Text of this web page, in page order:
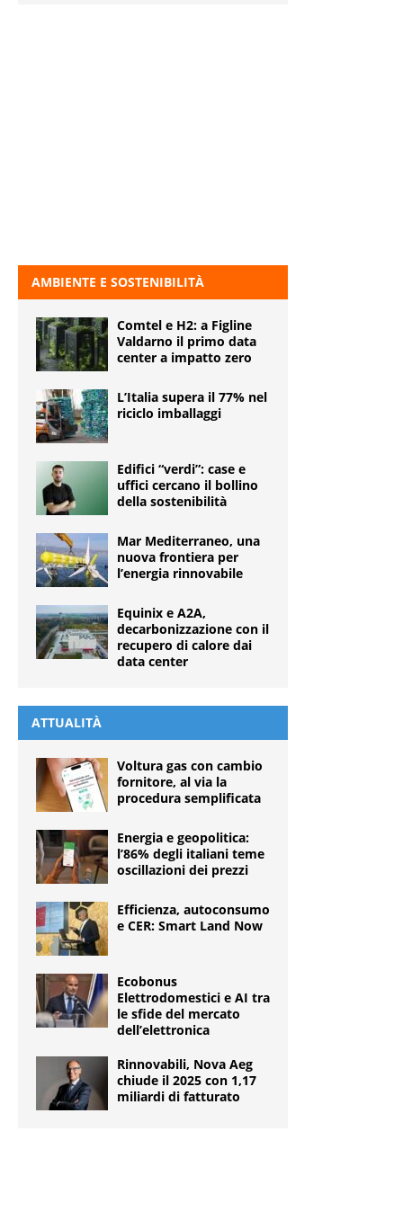
AMBIENTE E SOSTENIBILITÀ
Comtel e H2: a Figline
Valdarno il primo data
center a impatto zero
L’Italia supera il 77% nel
riciclo imballaggi
Edifici “verdi”: case e
uffici cercano il bollino
della sostenibilità
Mar Mediterraneo, una
nuova frontiera per
l’energia rinnovabile
Equinix e A2A,
decarbonizzazione con il
recupero di calore dai
data center
ATTUALITÀ
Voltura gas con cambio
fornitore, al via la
procedura semplificata
Energia e geopolitica:
l’86% degli italiani teme
oscillazioni dei prezzi
Efficienza, autoconsumo
e CER: Smart Land Now
Ecobonus
Elettrodomestici e AI tra
le sfide del mercato
dell’elettronica
Rinnovabili, Nova Aeg
chiude il 2025 con 1,17
miliardi di fatturato